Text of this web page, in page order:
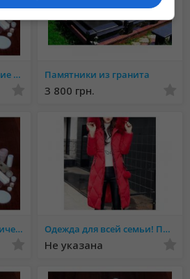
Изоляторы керамические - производство Памятники из гранита
3 800 грн.
Комплектующие керамические к электроприборам - производство Одежда для всей семьи! Присоединяйтесь
Не указана